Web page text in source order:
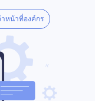
าหน้าที่องค์กร